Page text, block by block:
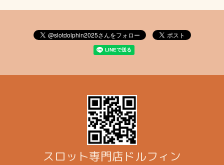
スロット専門店ドルフィン